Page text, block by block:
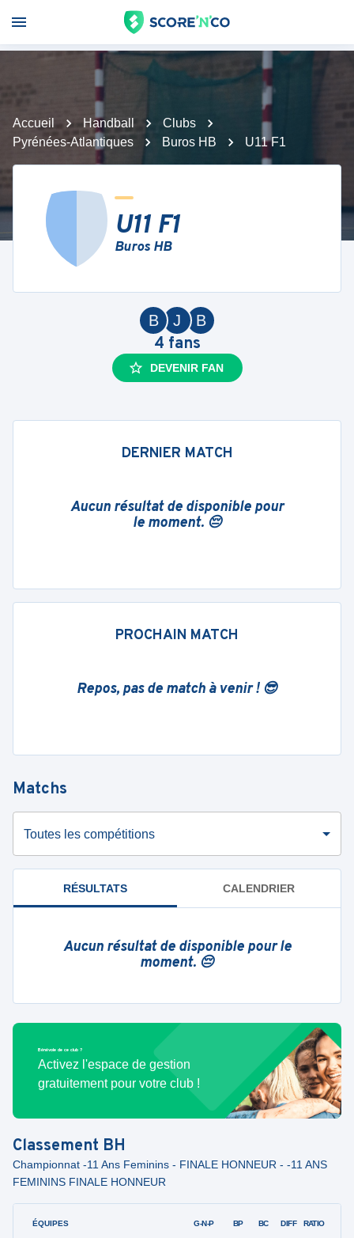
Accueil Handball
Clubs
Pyrénées-Atlantiques
Buros HB U11 F1
U11 F1
Buros HB
B
J
B
4 fans
DEVENIR FAN
DERNIER MATCH
Aucun résultat de disponible pour
le moment. 😔
PROCHAIN MATCH
Repos, pas de match à venir ! 😎
Matchs
Toutes les compétitions
RÉSULTATS CALENDRIER
Aucun résultat de disponible pour le
moment. 😔
Bénévole de ce club ?
Activez l'espace de gestion
gratuitement pour votre club !
Classement BH
Championnat -11 Ans Feminins - FINALE HONNEUR - -11 ANS
FEMININS FINALE HONNEUR
ÉQUIPES G-N-P BP BC DIFF RATIO